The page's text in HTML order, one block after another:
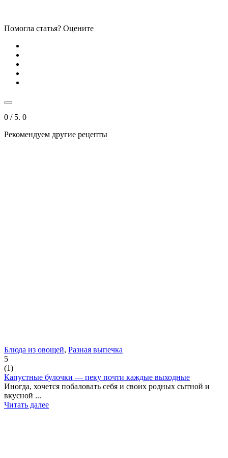
Помогла статья? Оцените
0 / 5. 0
Рекомендуем другие рецепты
Блюда из овощей, Разная выпечка
5
(1)
Капустные булочки — пеку почти каждые выходные
Иногда, хочется побаловать себя и своих родных сытной и
вкусной ...
Читать далее